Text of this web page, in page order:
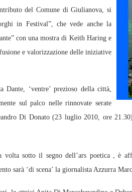
del Comune di Giulianova, si
in Festival”, che vede anche la
con una mostra di Keith Haring e
e valorizzazione delle iniziative
Dante, ‘ventre’ prezioso della città,
sul palco nelle rinnovate serate
Di Donato (23 luglio 2010, ore
volta sotto il segno dell’ars poetica , è
sarà ‘di scena’ la giornalista Azzurra